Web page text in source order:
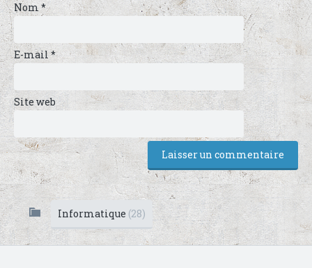
Nom *
E-mail*
Site web
Informatique (28)